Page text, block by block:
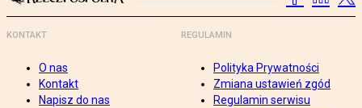
KONTAKT
O nas
Kontakt
Napisz do nas
REGULAMIN
Polityka Prywatności
Zmiana ustawień zgód
Regulamin serwisu